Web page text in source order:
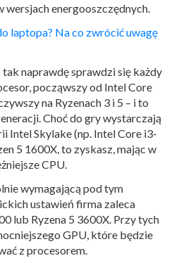
wersjach energooszczędnych.
laptopa? Na co zwrócić uwagę
naprawdę sprawdzi się każdy
począwszy od Intel Core
na Ryzenach 3 i 5 – i to
Choć do gry wystarczają
Intel Skylake (np. Intel Core i3-
5 1600X, to zyskasz, mając w
CPU.
wymagającą pod tym
ustawień firma zaleca
lub Ryzena 5 3600X. Przy tych
GPU, które będzie
z procesorem.